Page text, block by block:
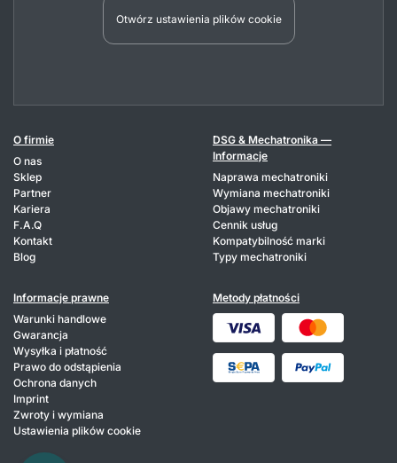
Otwórz ustawienia plików cookie
O firmie
O nas
Sklep
Partner
Kariera
F.A.Q
Kontakt
Blog
DSG & Mechatronika —
Informacje
Naprawa mechatroniki
Wymiana mechatroniki
Objawy mechatroniki
Cennik usług
Kompatybilność marki
Typy mechatroniki
Informacje prawne
Warunki handlowe
Gwarancja
Wysyłka i płatność
Prawo do odstąpienia
Ochrona danych
Imprint
Zwroty i wymiana
Ustawienia plików cookie
Metody płatności